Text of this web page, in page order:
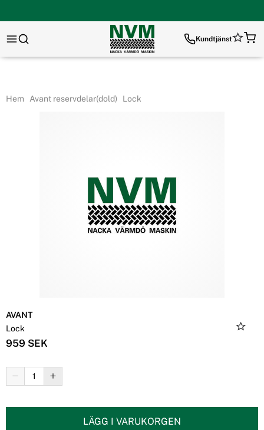
Kundtjänst
Hem Avant reservdelar(dold) Lock
AVANT
Lock
959 SEK
LÄGG I VARUKORGEN